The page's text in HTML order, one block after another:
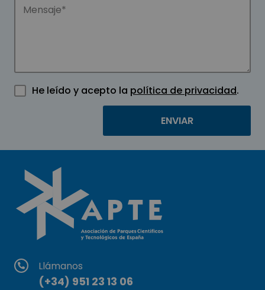
He leído y acepto la política de privacidad.
Llámanos
(+34) 951 23 13 06